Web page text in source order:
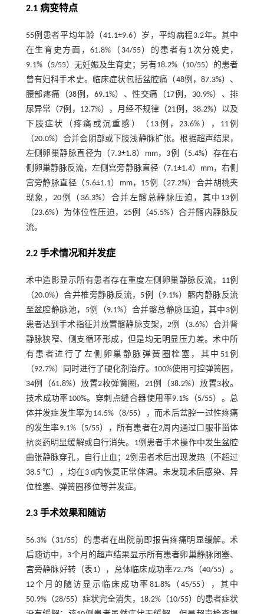
2.1 病变特点
55例患者平均年龄（41.1±9.6）岁，平均病程3.2年。其中
在生育史方面，61.8%（34/55）的患者有1次分娩史，
9.1%（5/55）无妊娠及生育史；另有18.2%（10/55）的患者
曾有妇科手术史。临床症状包括盆腔痛（48例，87.3%）、
腰部疼痛（38例，69.1%）、性交痛（17例，30.9%）、排
尿异常（7例，12.7%），月经不规律（21例，38.2%）以及
下肢症状（疼痛或沉重感）（13例，23.6%），11例
（20.0%）合并会阴部或下肢浅静脉扩张。根据超声结果，
左侧卵巢静脉直径为（7.3±1.8）mm，3例（5.4%）存在右
侧卵巢静脉反流，左侧宫旁静脉直径（7.1±1.4）mm，右侧
宫旁静脉直径（5.6±1.1）mm，15例（27.2%）合并胡桃夹
现象，20例（36.3%）合并左髂总静脉压迫，其中13例
（23.6%）为体位性压迫，25例（45.5%）合并髂内静脉反
流。
2.2 手术情况和并发症
术中造影显示所有患者存在重度左侧卵巢静脉反流，11例
（20.0%）合并椎旁静脉反流，5例（9.1%）髂内静脉反流
至盆腔静脉池，5例（9.1%）合并髂总静脉压迫，其中3例
患者达到手术指征并放置髂静脉支架，2例（3.6%）合并肾
静脉狭窄、侧支循环形成，但是均无明显压力差。术中所
有患者进行了左侧卵巢静脉弹簧圈栓塞，其中51例
（92.7%）同时进行了硬化剂治疗。100%使用可控弹簧圈，
34例（61.8%）放置2枚弹簧圈，21例（38.2%）放置3枚。
技术成功率100%。穿刺点缝合器使用率9.1%（5/55）。总
体并发症发生率为14.5%（8/55），而术后盆腔一过性疼痛
的发生率9.1%（5/55），所有患者在2周内通过口服非甾体
抗炎药明显缓解或自行消失。1例患者手术操作中发生盆腔
曲张静脉穿孔，自行止血；2例患者术后出现发热（不超过
38.5 ℃），均在3 d内恢复正常体温。未发现术后感染、异
位栓塞、弹簧圈移位等并发症。
2.3 手术效果和随访
56.3%（31/55）的患者在出院前即报告疼痛明显缓解。术
后随访中，3个月的超声结果显示所有患者卵巢静脉闭塞、
宫旁静脉好转（表1），总体临床成功率72.7%（40/55）。
12个月的随访显示临床成功率81.8%（45/55），其中
50.9%（28/55）症状完全消失，18.2%（10/55）的患者症状